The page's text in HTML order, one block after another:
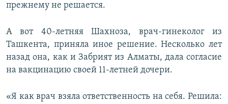
прежнему не решается.
А вот 40-летняя Шахноза, врач-гинеколог из
Ташкента, приняла иное решение. Несколько лет
назад она, как и Забрият из Алматы, дала согласие
на вакцинацию своей 11-летней дочери.
«Я как врач взяла ответственность на себя. Решила: